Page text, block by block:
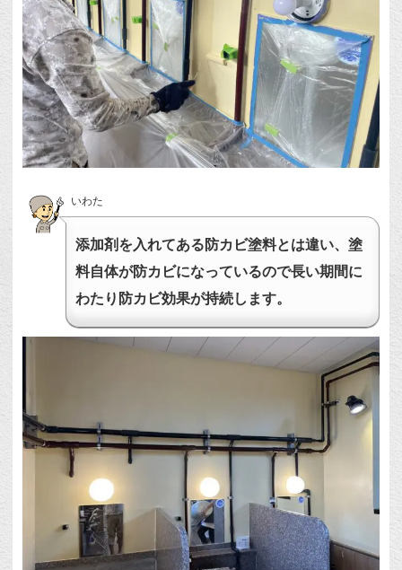
いわた
添加剤を入れてある防カビ塗料とは違い、塗
料自体が防カビになっているので長い期間に
わたり防カビ効果が持続します。